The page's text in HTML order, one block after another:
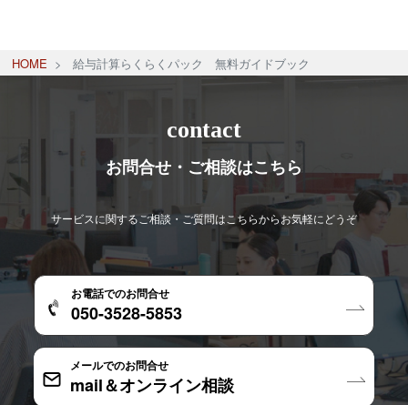
HOME 給与計算らくらくパック 無料ガイドブック
contact
お問合せ・ご相談はこちら
サービスに関するご相談・ご質問はこちらからお気軽にどうぞ
お電話でのお問合せ
050-3528-5853
メールでのお問合せ
mail＆オンライン相談